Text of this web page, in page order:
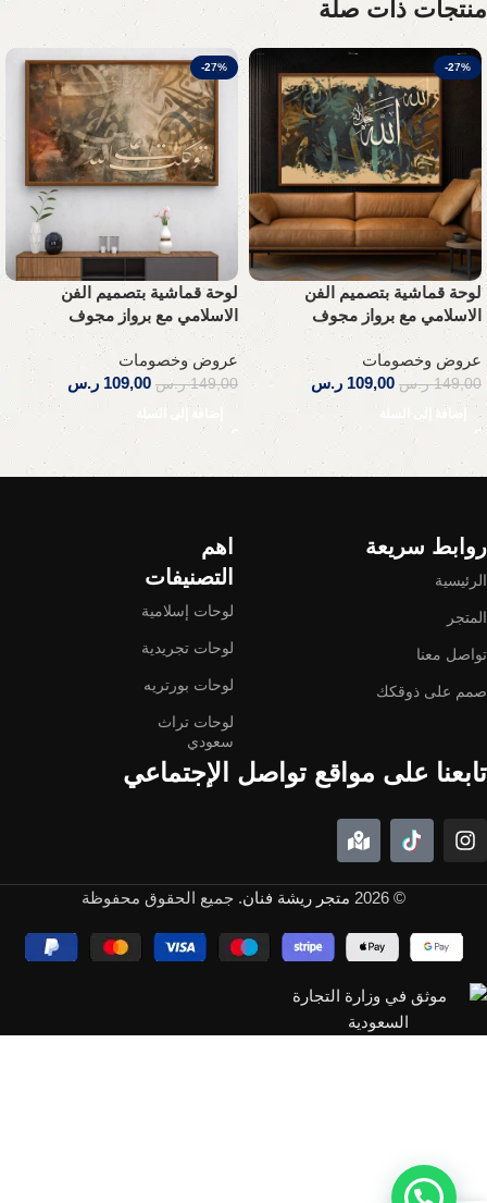
منتجات ذات صلة
-27%
لوحة قماشية بتصميم الفن
الاسلامي مع برواز مجوف
عروض وخصومات
149,00 ر.س 109,00 ر.س
إضافة إلى السلة
-27%
لوحة قماشية بتصميم الفن
الاسلامي مع برواز مجوف
عروض وخصومات
149,00 ر.س 109,00 ر.س
إضافة إلى السلة
Read More
روابط سريعة
الرئيسية
المتجر
تواصل معنا
صمم على ذوقكك
اهم
التصنيفات
لوحات إسلامية
لوحات تجريدية
لوحات بورتريه
لوحات تراث
سعودي
تابعنا على مواقع تواصل الإجتماعي
© 2026 متجر ريشة فنان. جميع الحقوق محفوظة